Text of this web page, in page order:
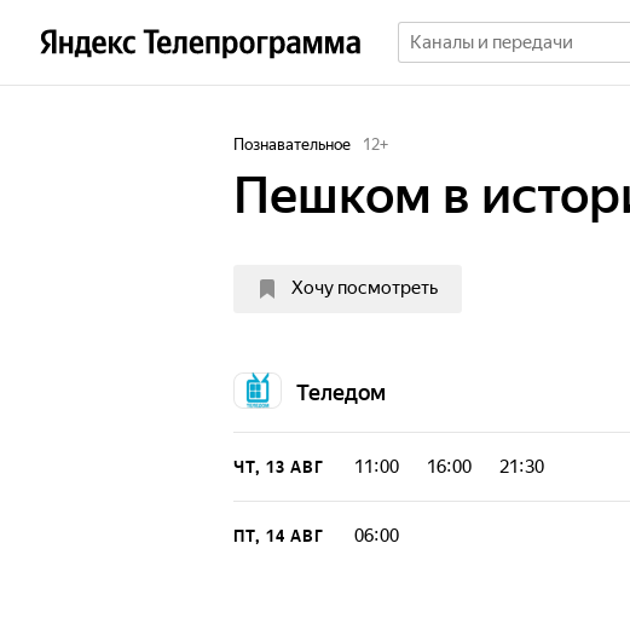
Познавательное 12+
Пешком в
Хочу посмотреть
Теледом
ЧТ, 13 АВГ 11:00 16:00 21:30
ПТ, 14 АВГ 06:00